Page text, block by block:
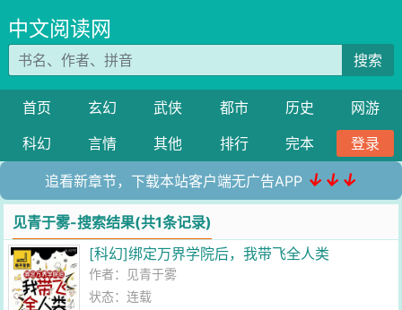
中文阅读网
搜索
首页 玄幻 武侠 都市 历史
网游
科幻
言情 其他 排行 完本 登录
追看新章节，下载本站客户端无广告APP ↓↓↓
见青于雾-搜索结果(共1条记录)
[科幻]绑定万界学院后，我带飞全人类
作者： 见青于雾
状态：连载